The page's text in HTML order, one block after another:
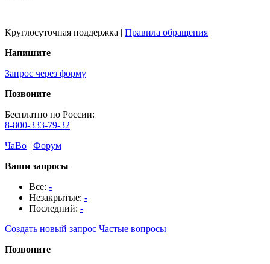
Круглосуточная поддержка | Правила обращения
Напишите
Запрос через форму
Позвоните
Бесплатно по России:
8-800-333-79-32
ЧаВо | Форум
Ваши запросы
Все: -
Незакрытые: -
Последний: -
Создать новый запрос Частые вопросы
Позвоните